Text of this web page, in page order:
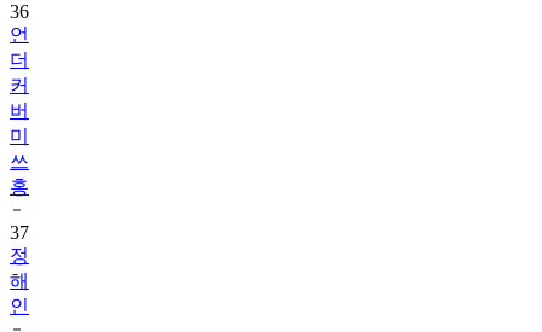
36
언
더
커
버
미
쓰
홍
37
정
해
인